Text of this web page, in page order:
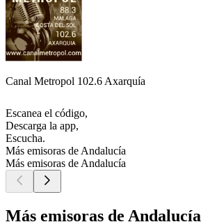
Canal Metropol 102.6 Axarquía
Escanea el código,
Descarga la app,
Escucha.
Más emisoras de Andalucía
Más emisoras de Andalucía
Más emisoras de Andalucía